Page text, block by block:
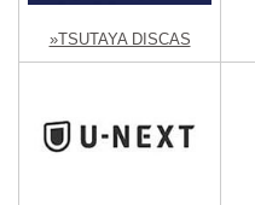
»TSUTAYA DISCAS